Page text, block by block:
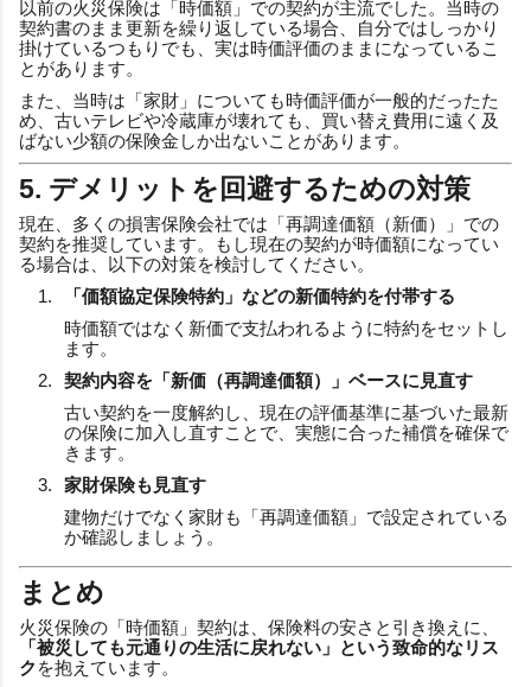
以前の火災保険は「時価額」での契約が主流でした。当時の
契約書のまま更新を繰り返している場合、自分ではしっかり
掛けているつもりでも、実は時価評価のままになっているこ
とがあります。
また、当時は「家財」についても時価評価が一般的だったた
め、古いテレビや冷蔵庫が壊れても、買い替え費用に遠く及
ばない少額の保険金しか出ないことがあります。
5. デメリットを回避するための対策
現在、多くの損害保険会社では「再調達価額（新価）」での
契約を推奨しています。もし現在の契約が時価額になってい
る場合は、以下の対策を検討してください。
「価額協定保険特約」などの新価特約を付帯する
時価額ではなく新価で支払われるように特約をセットし
ます。
契約内容を「新価（再調達価額）」ベースに見直す
古い契約を一度解約し、現在の評価基準に基づいた最新
の保険に加入し直すことで、実態に合った補償を確保で
きます。
家財保険も見直す
建物だけでなく家財も「再調達価額」で設定されている
か確認しましょう。
まとめ
火災保険の「時価額」契約は、保険料の安さと引き換えに、
「被災しても元通りの生活に戻れない」という致命的なリス
ク を抱えています。